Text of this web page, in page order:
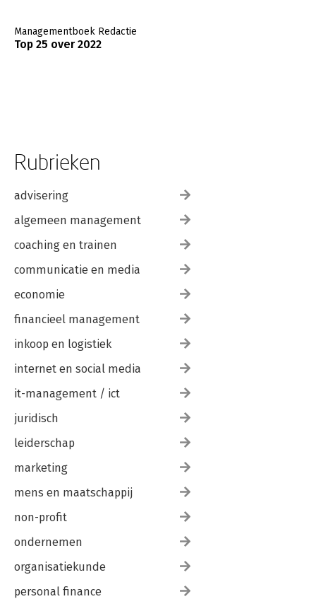
Managementboek Redactie
Top 25 over 2022
Rubrieken
advisering
algemeen management
coaching en trainen
communicatie en media
economie
financieel management
inkoop en logistiek
internet en social media
it-management / ict
juridisch
leiderschap
marketing
mens en maatschappij
non-profit
ondernemen
organisatiekunde
personal finance